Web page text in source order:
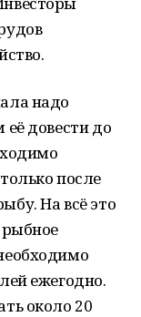
надо
довести до
после
На всё это
ежегодно.
около 20